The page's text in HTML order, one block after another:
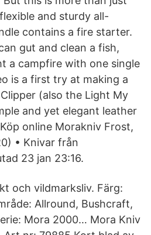
and sturdy all-
contains a fire starter.
gut and clean a fish,
a campfire with one single
is a first try at making a
(also the Light My
and yet elegant leather
online Morakniv Frost,
• Knivar från
23 jan 23:16.
och vildmarksliv. Färg:
Allround, Bushcraft,
Mora 2000… Mora Kniv